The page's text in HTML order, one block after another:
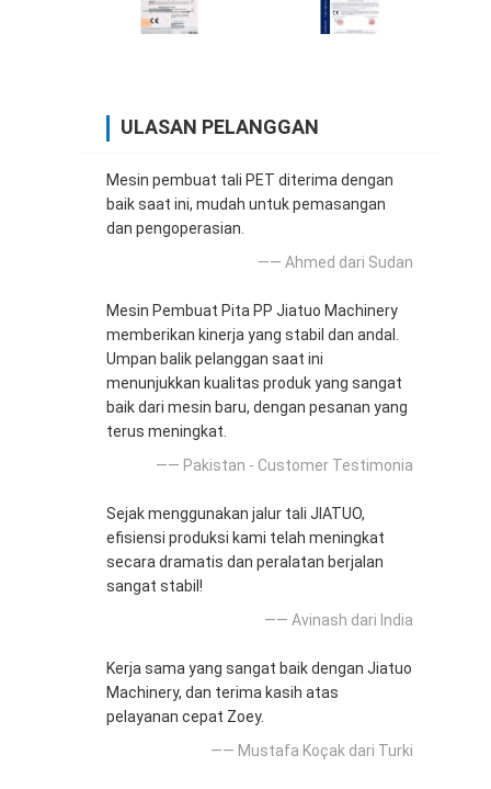
ULASAN PELANGGAN
Mesin pembuat tali PET diterima dengan
baik saat ini, mudah untuk pemasangan
dan pengoperasian.
—— Ahmed dari Sudan
Mesin Pembuat Pita PP Jiatuo Machinery
memberikan kinerja yang stabil dan andal.
Umpan balik pelanggan saat ini
menunjukkan kualitas produk yang sangat
baik dari mesin baru, dengan pesanan yang
terus meningkat.
—— Pakistan - Customer Testimonia
Sejak menggunakan jalur tali JIATUO,
efisiensi produksi kami telah meningkat
secara dramatis dan peralatan berjalan
sangat stabil!
—— Avinash dari India
Kerja sama yang sangat baik dengan Jiatuo
Machinery, dan terima kasih atas
pelayanan cepat Zoey.
—— Mustafa Koçak dari Turki